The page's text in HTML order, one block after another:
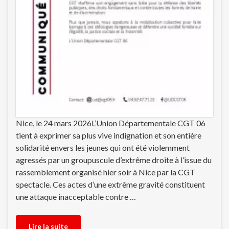
Nice, le 24 mars 2026L’Union Départementale CGT 06
tient à exprimer sa plus vive indignation et son entière
solidarité envers les jeunes qui ont été violemment
agressés par un groupuscule d’extrême droite à l’issue du
rassemblement organisé hier soir à Nice par la CGT
spectacle. Ces actes d’une extrême gravité constituent
une attaque inacceptable contre …
Lire la suite